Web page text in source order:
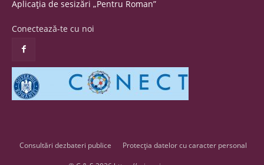
Aplicația de sesizări „Pentru Roman”
Conectează-te cu noi
Consultări dezbateri publice Protecția datelor cu caracter personal